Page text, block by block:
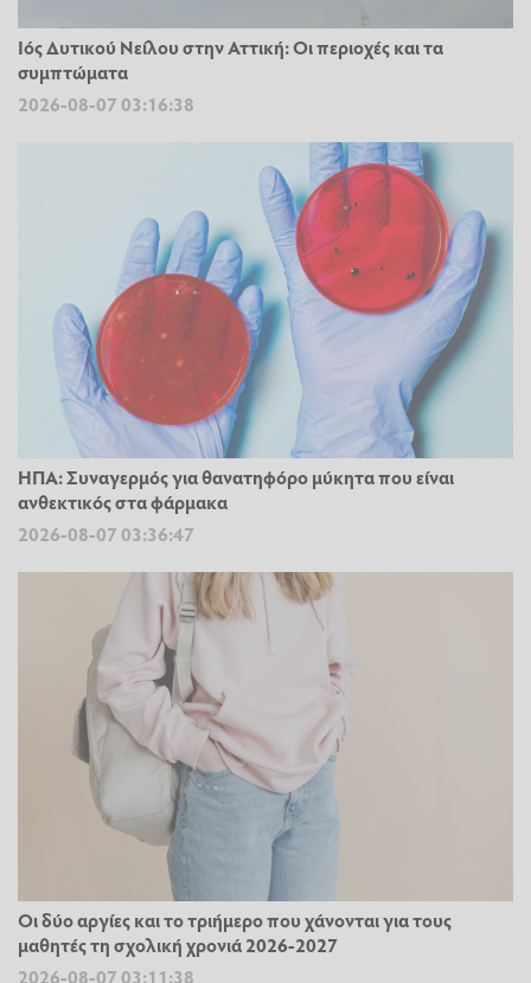
Ιός Δυτικού Νείλου στην Αττική: Οι περιοχές και τα
συμπτώματα
2026-08-07 03:16:38
ΗΠΑ: Συναγερμός για θανατηφόρο μύκητα που είναι
ανθεκτικός στα φάρμακα
2026-08-07 03:36:47
Οι δύο αργίες και το τριήμερο που χάνονται για τους
μαθητές τη σχολική χρονιά 2026-2027
2026-08-07 03:11:38